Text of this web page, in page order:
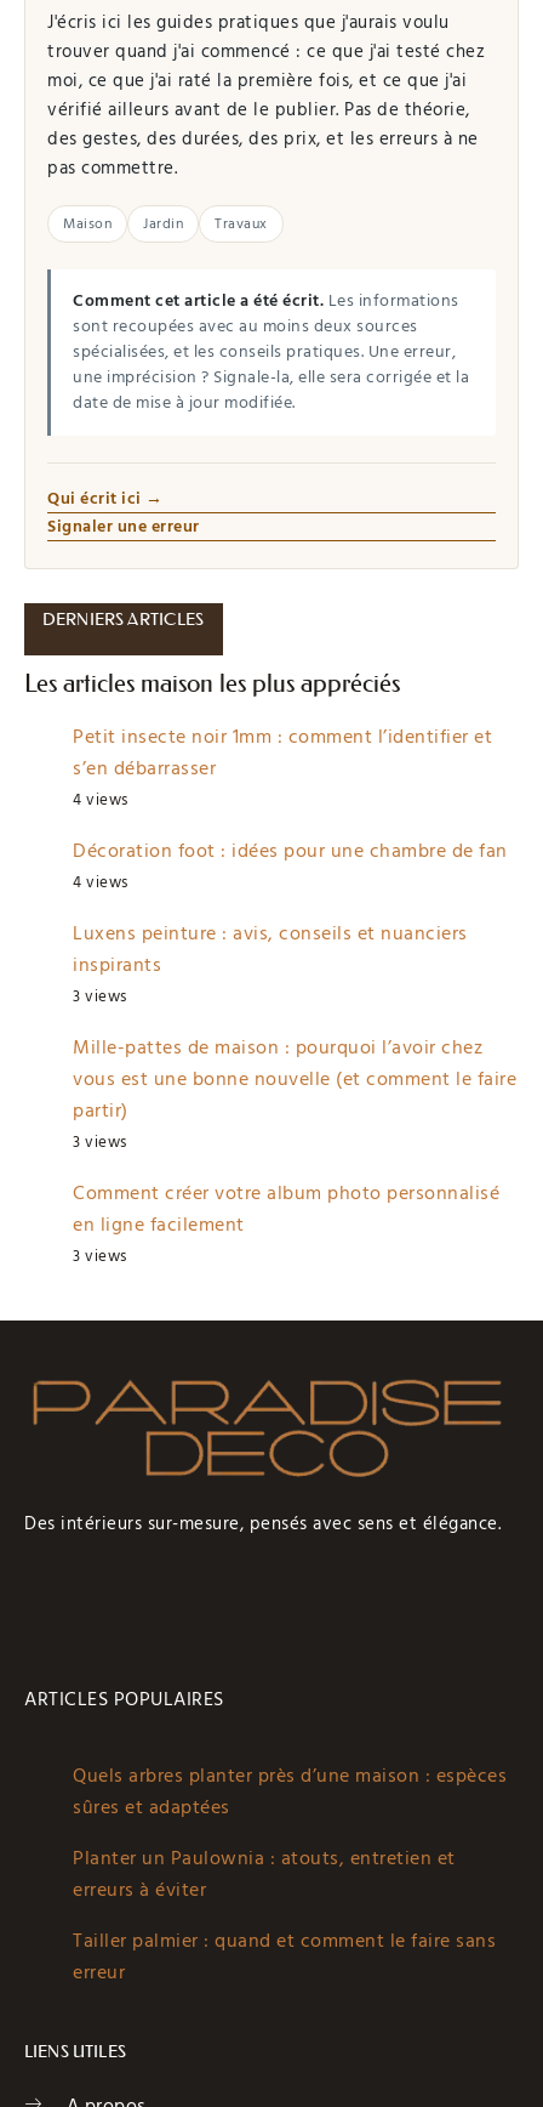
J'écris ici les guides pratiques que j'aurais voulu
trouver quand j'ai commencé : ce que j'ai testé chez
moi, ce que j'ai raté la première fois, et ce que j'ai
vérifié ailleurs avant de le publier. Pas de théorie,
des gestes, des durées, des prix, et les erreurs à ne
pas commettre.
Maison Jardin Travaux
Comment cet article a été écrit. Les informations
sont recoupées avec au moins deux sources
spécialisées, et les conseils pratiques. Une erreur,
une imprécision ? Signale-la, elle sera corrigée et la
date de mise à jour modifiée.
Qui écrit ici →
Signaler une erreur
DERNIERS ARTICLES
Les articles maison les plus appréciés
Petit insecte noir 1mm : comment l’identifier et
s’en débarrasser
4 views
Décoration foot : idées pour une chambre de fan
4 views
Luxens peinture : avis, conseils et nuanciers
inspirants
3 views
Mille-pattes de maison : pourquoi l’avoir chez
vous est une bonne nouvelle (et comment le faire
partir)
3 views
Comment créer votre album photo personnalisé
en ligne facilement
3 views
Des intérieurs sur-mesure, pensés avec sens et élégance.
ARTICLES POPULAIRES
Quels arbres planter près d’une maison : espèces
sûres et adaptées
Planter un Paulownia : atouts, entretien et
erreurs à éviter
Tailler palmier : quand et comment le faire sans
erreur
LIENS UTILES